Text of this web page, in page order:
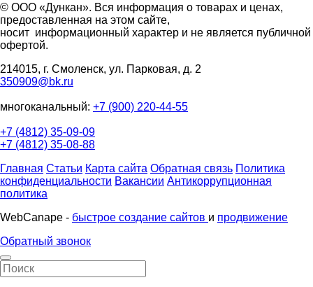
© ООО «Дункан». Вся информация о товарах и ценах,
предоставленная на этом сайте,
носит информационный характер и не является публичной
офертой.
214015, г. Смоленск, ул. Парковая, д. 2
350909@bk.ru
многоканальный: +7 (900) 220-44-55
+7 (4812) 35-09-09
+7 (4812) 35-08-88
Главная Статьи Карта сайта Обратная связь Политика
конфиденциальности Вакансии Антикоррупционная
политика
WebCanape - быстрое создание сайтов и продвижение
Обратный звонок